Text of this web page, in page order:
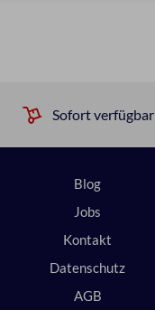
Sofort verfügbar
Blog
Jobs
Kontakt
Datenschutz
AGB